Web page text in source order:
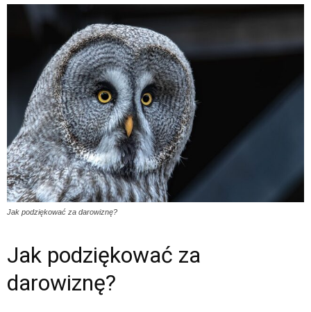
Jak podziękować za darowiznę?
Jak podziękować za
darowiznę?